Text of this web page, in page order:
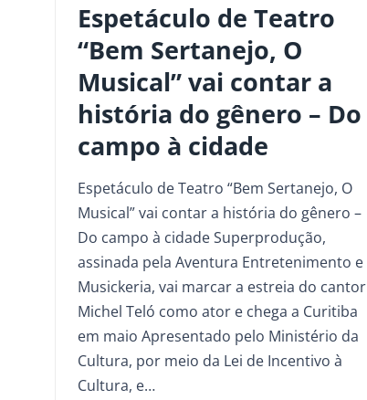
Espetáculo de Teatro
“Bem Sertanejo, O
Musical” vai contar a
história do gênero – Do
campo à cidade
Espetáculo de Teatro “Bem Sertanejo, O
Musical” vai contar a história do gênero –
Do campo à cidade Superprodução,
assinada pela Aventura Entretenimento e
Musickeria, vai marcar a estreia do cantor
Michel Teló como ator e chega a Curitiba
em maio Apresentado pelo Ministério da
Cultura, por meio da Lei de Incentivo à
Cultura, e…